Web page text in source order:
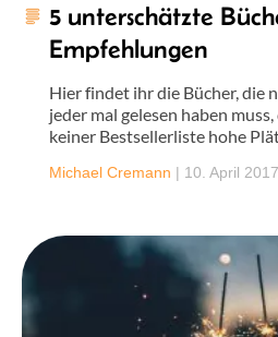
5 unterschätzte
Empfehlungen
Hier findet ihr die Bücher, die
jeder mal gelesen haben
keiner Bestsellerliste hohe
Michael Cremann | 10. April 2017